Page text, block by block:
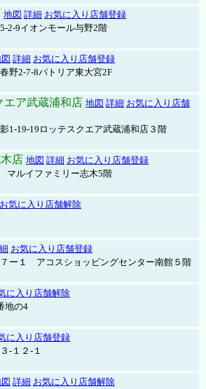
地図 詳細 お気に入り店舗登録
2-9イオンモール与野2階
詳細 お気に入り店舗登録
野2-7-8パトリア東大宮2F
エア武蔵浦和店 地図 詳細 お気に入り店舗
1-19-19ロッテスクエア武蔵浦和店３階
店 地図 詳細 お気に入り店舗登録
マルイファミリー志木5階
お気に入り店舗解除
お気に入り店舗登録
ー１ アコスショッピングセンター南館５階
に入り店舗解除
地の4
に入り店舗登録
-１２-１
詳細 お気に入り店舗解除